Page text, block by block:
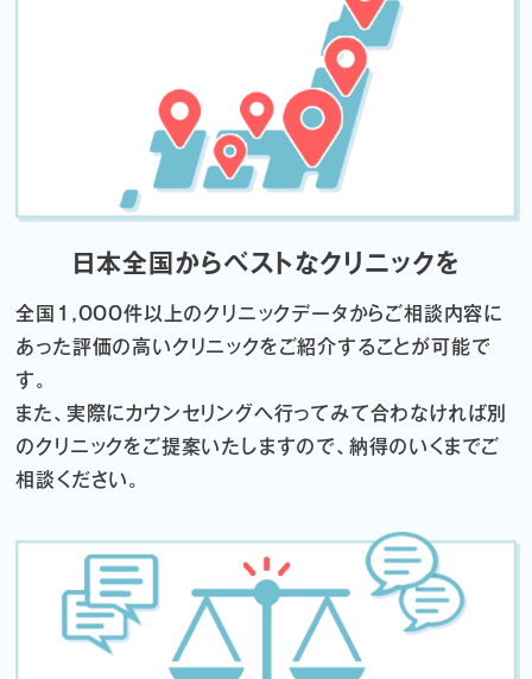
日本全国からベストなクリニックを
全国1,000件以上のクリニックデータからご相談内容に
あった評価の高いクリニックをご紹介することが可能で
す。
また、実際にカウンセリングへ行ってみて合わなければ別
のクリニックをご提案いたしますので、納得のいくまでご
相談ください。